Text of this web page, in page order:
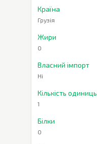
Країна
Грузія
Жири
0
Власний імпорт
Ні
Кількість одиниць
1
Білки
0